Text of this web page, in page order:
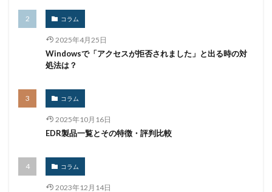
コラム
2025年4月25日
Windowsで「アクセスが拒否されました」と出る時の対
処法は？
コラム
2025年10月16日
EDR製品一覧とその特徴・評判比較
コラム
2023年12月14日